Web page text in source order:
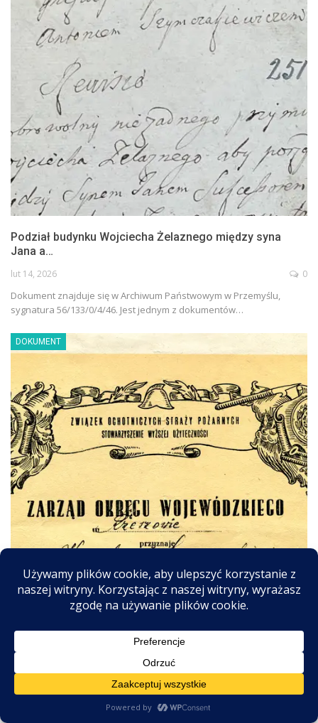
Podział budynku Wojciecha Żelaznego między syna
Jana a…
lut 14, 2026 0
Dokument znajduje się w Archiwum Państwowym w Przemyślu,
sygnatura 56/133/0/4/46. Jest jednym z dokumentów…
DOKUMENT